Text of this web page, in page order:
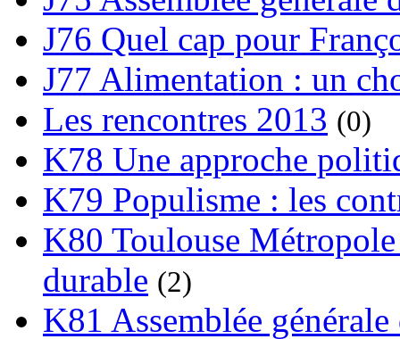
J76 Quel cap pour
J77 Alimentation : un
Les rencontres 2013 (0)
K78 Une approche
K79 Populisme : les
K80 Toulouse
durable (2)
K81 Assemblée